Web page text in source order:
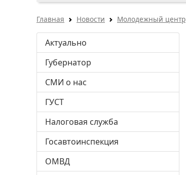
Главная Новости Молодежный центр
Актуально
Губернатор
СМИ о нас
ГУСТ
Налоговая служба
Госавтоинспекция
ОМВД